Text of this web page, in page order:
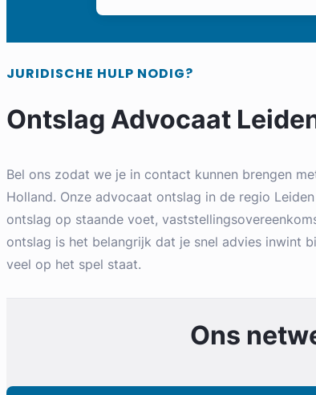
JURIDISCHE HULP NODIG?
Ontslag Advocaat
Bel ons zodat we je in contact kunnen brengen
Holland. Onze advocaat ontslag in de regio
ontslag op staande voet,
ontslag is het belangrijk dat je snel advies inwint
veel op het spel staat.
Ons